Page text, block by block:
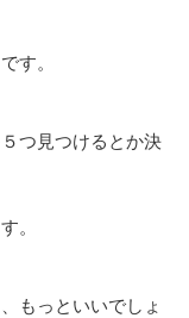
す。
つ見つけるとか決
。
もっといいでしょ